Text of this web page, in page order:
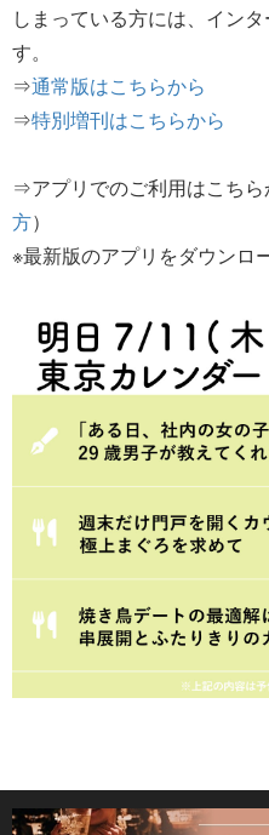
しまっている方には、イン
す。
⇒通常版はこちらから
⇒特別増刊はこちらから
⇒アプリでのご利用はこちら
方）
※最新版のアプリをダウンロ